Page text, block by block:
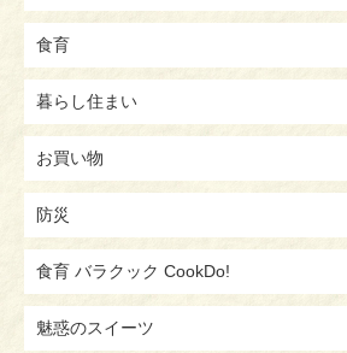
食育
暮らし住まい
お買い物
防災
食育 バラクック CookDo!
魅惑のスイーツ